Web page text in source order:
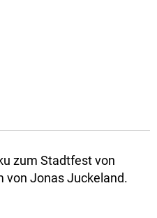
zum Stadtfest von
von Jonas Juckeland.